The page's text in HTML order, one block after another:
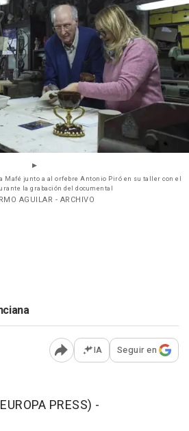
la grabación del documental
AGUILAR - ARCHIVO
Abrir opciones para
IA Seguir en
PRESS) -